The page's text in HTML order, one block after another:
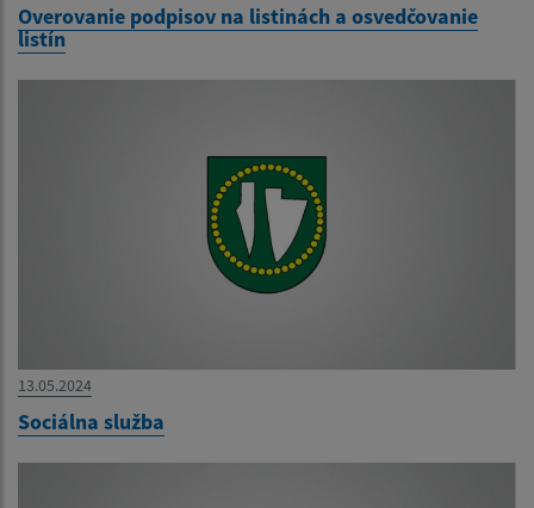
Overovanie podpisov na listinách a osvedčovanie
listín
13.05.2024
Sociálna služba